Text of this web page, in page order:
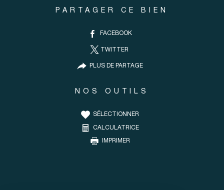
PARTAGER CE BIEN
FACEBOOK
TWITTER
PLUS DE PARTAGE
NOS OUTILS
SÉLECTIONNER
CALCULATRICE
IMPRIMER